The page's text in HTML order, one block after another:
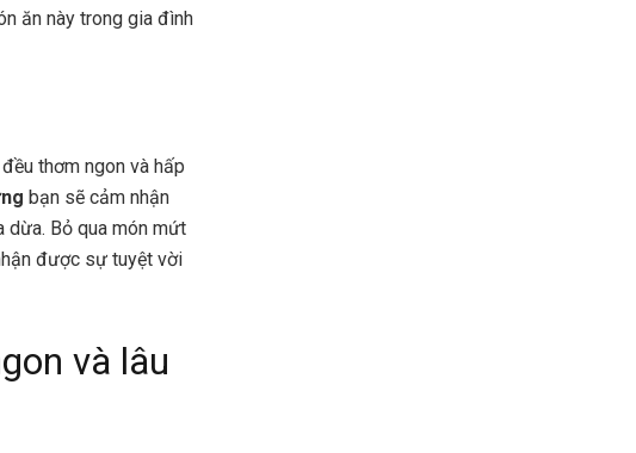
ăn này trong gia đình
thơm ngon và hấp
bạn sẽ cảm nhận
dừa. Bỏ qua món mứt
được sự tuyệt vời
và lâu